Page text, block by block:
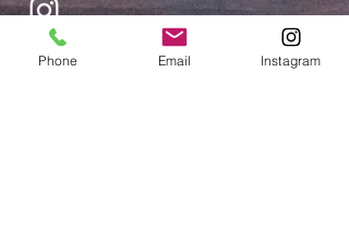
crackpot_factory
Phone Email Instagram